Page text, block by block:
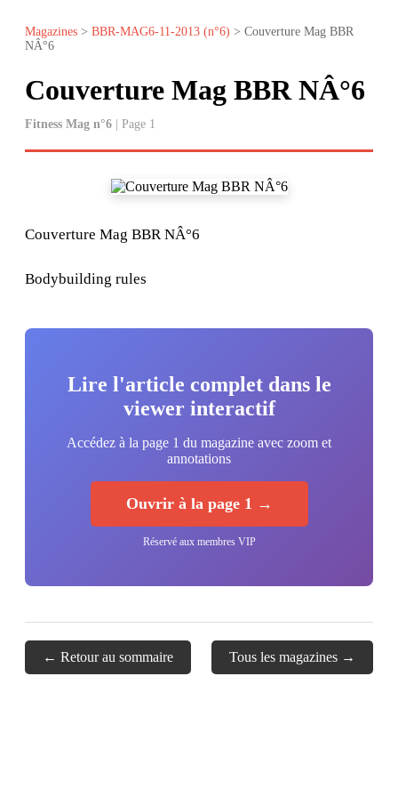
Magazines > BBR-MAG6-11-2013 (n°6) > Couverture Mag BBR
NÂ°6
Couverture Mag BBR NÂ°6
Fitness Mag n°6 | Page 1
Couverture Mag BBR NÂ°6
Bodybuilding rules
Lire l'article complet dans le
viewer interactif
Accédez à la page 1 du magazine avec zoom et
annotations
Ouvrir à la page 1 →
Réservé aux membres VIP
← Retour au sommaire Tous les magazines →